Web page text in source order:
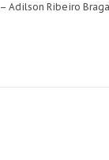
Ribeiro